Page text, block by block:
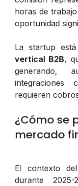
horas de
oportunidad
La startup
vertical B2B,
generando,
integraciones
requieren
¿Cómo se
mercado
El contexto
durante